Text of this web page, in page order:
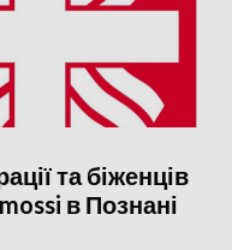
та біженців
в Познані